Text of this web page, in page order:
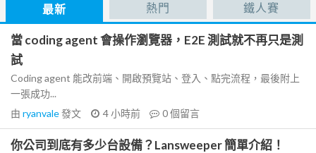
最新 熱門 鐵人賽
當 coding agent 會操作瀏覽器，E2E 測試就不再只是測
試
Coding agent 能改前端、開啟預覽站、登入、點完流程，最後附上
一張成功...
由 ryanvale發文 4 小時前 0個留言
你公司到底有多少台設備？Lansweeper 簡單介紹！